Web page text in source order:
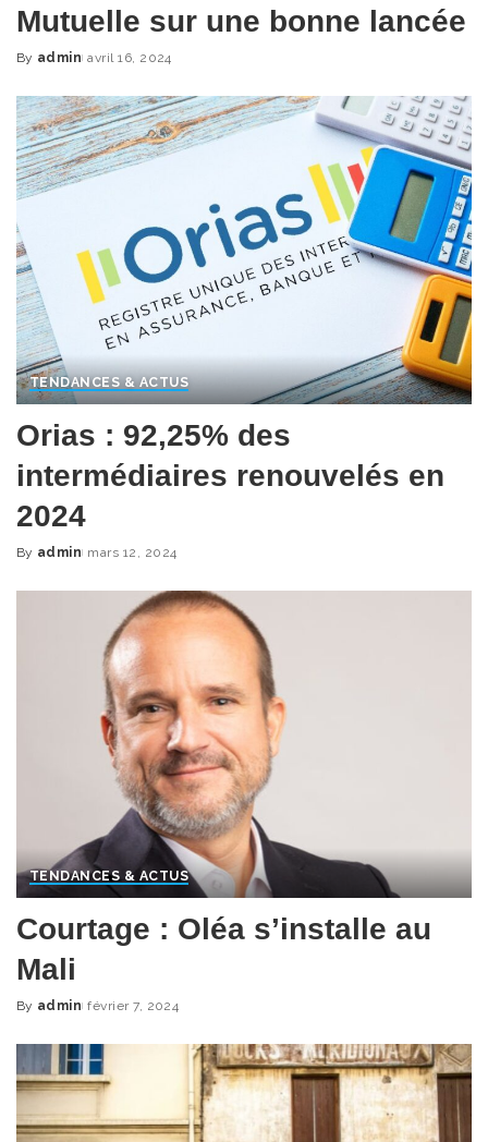
Mutuelle sur une bonne lancée
Posted
By admin avril 16, 2024
TENDANCES & ACTUS
Orias : 92,25% des
intermédiaires renouvelés en
2024
Posted
By admin mars 12, 2024
TENDANCES & ACTUS
Courtage : Oléa s’installe au
Mali
Posted
By admin février 7, 2024